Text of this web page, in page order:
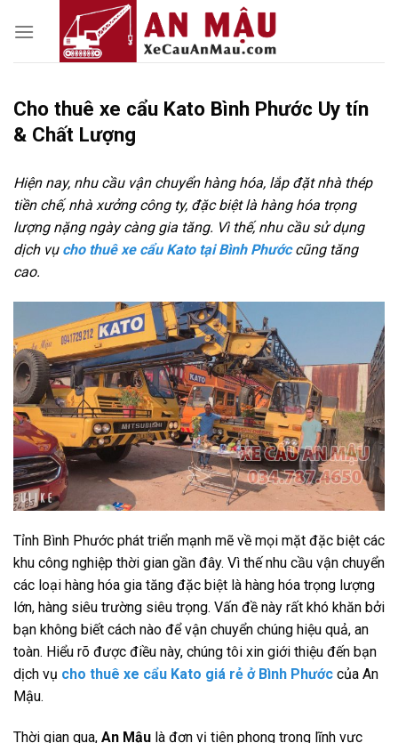
Cho thuê xe cẩu Kato Bình Phước Uy tín
& Chất Lượng
Hiện nay, nhu cầu vận chuyển hàng hóa, lắp đặt nhà thép
tiền chế, nhà xưởng công ty, đặc biệt là hàng hóa trọng
lượng nặng ngày càng gia tăng. Vì thế, nhu cầu sử dụng
dịch vụ cho thuê xe cẩu Kato tại Bình Phướccũng tăng
cao.
Tỉnh Bình Phước phát triển mạnh mẽ về mọi mặt đặc biệt các
khu công nghiệp thời gian gần đây. Vì thế nhu cầu vận chuyển
các loại hàng hóa gia tăng đặc biệt là hàng hóa trọng lượng
lớn, hàng siêu trường siêu trọng. Vấn đề này rất khó khăn bởi
bạn không biết cách nào để vận chuyển chúng hiệu quả, an
toàn. Hiểu rõ được điều này, chúng tôi xin giới thiệu đến bạn
dịch vụ cho thuê xe cẩu Kato giá rẻ ở Bình Phước của An
Mậu.
Thời gian qua, An Mậu là đơn vị tiên phong trong lĩnh vực